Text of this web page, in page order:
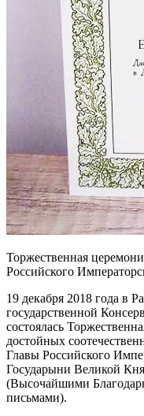
Торжественная
Российского
19 декабря 2018 года в
государственной
состоялась
достойных
Главы Российского
Государыни Великой
(Высочайшими
письмами).